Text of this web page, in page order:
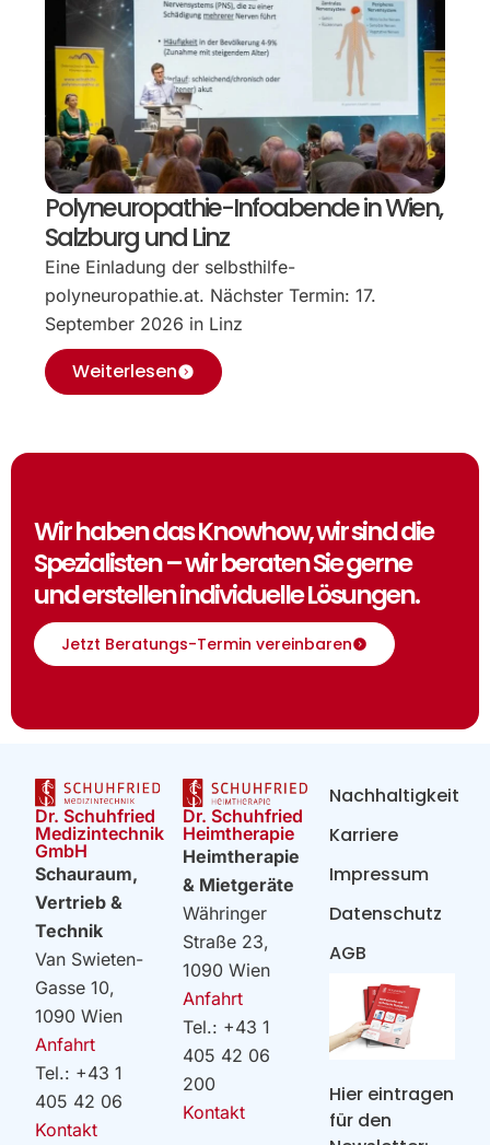
Polyneuropathie-Infoabende in Wien,
Salzburg und Linz
Eine Einladung der selbsthilfe-
polyneuropathie.at. Nächster Termin: 17.
September 2026 in Linz
Weiterlesen
Wir haben das Knowhow, wir sind die
Spezialisten – wir beraten Sie gerne
und erstellen individuelle Lösungen.
Jetzt Beratungs-Termin vereinbaren
Dr. Schuhfried
Medizintechnik
GmbH
Schauraum,
Vertrieb &
Technik
Van Swieten-
Gasse 10,
1090 Wien
Anfahrt
Tel.: +43 1
405 42 06
Kontakt
Dr. Schuhfried
Heimtherapie
Heimtherapie
& Mietgeräte
Währinger
Straße 23,
1090 Wien
Anfahrt
Tel.: +43 1
405 42 06
200
Kontakt
Hier eintragen
für den
Nachhaltigkeit
Karriere
Impressum
Datenschutz
AGB